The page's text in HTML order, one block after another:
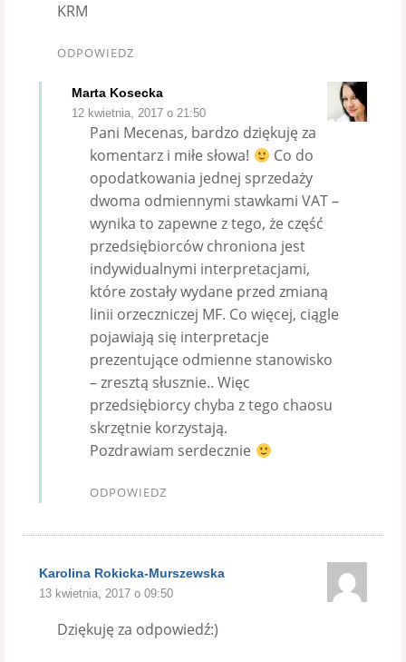
KRM
ODPOWIEDZ
Marta Kosecka
12 kwietnia, 2017 o 21:50
Pani Mecenas, bardzo dziękuję za
komentarz i miłe słowa!
Co do
opodatkowania jednej sprzedaży
dwoma odmiennymi stawkami VAT –
wynika to zapewne z tego, że część
przedsiębiorców chroniona jest
indywidualnymi interpretacjami,
które zostały wydane przed zmianą
linii orzeczniczej MF. Co więcej, ciągle
pojawiają się interpretacje
prezentujące odmienne stanowisko
– zresztą słusznie.. Więc
przedsiębiorcy chyba z tego chaosu
skrzętnie korzystają.
Pozdrawiam serdecznie
ODPOWIEDZ
Karolina Rokicka-Murszewska
13 kwietnia, 2017 o 09:50
Dziękuję za odpowiedź:)